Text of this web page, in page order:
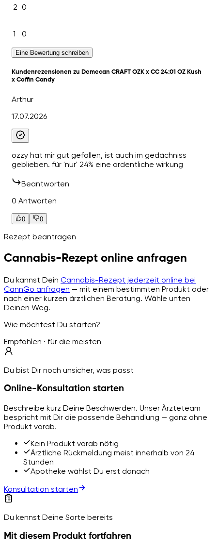
2 0
1 0
Eine Bewertung schreiben
Kundenrezensionen zu Demecan CRAFT OZK x CC 24:01 OZ Kush
x Coffin Candy
Arthur
17.07.2026
ozzy hat mir gut gefallen, ist auch im gedächniss
geblieben. für 'nur' 24% eine ordentliche wirkung
Beantworten
0 Antworten
0 0
Rezept beantragen
Cannabis-Rezept online anfragen
Du kannst Dein Cannabis-Rezept jederzeit online bei
CannGo anfragen — mit einem bestimmten Produkt oder
nach einer kurzen ärztlichen Beratung. Wähle unten
Deinen Weg.
Wie möchtest Du starten?
Empfohlen · für die meisten
Du bist Dir noch unsicher, was passt
Online-Konsultation starten
Beschreibe kurz Deine Beschwerden. Unser Ärzteteam
bespricht mit Dir die passende Behandlung — ganz ohne
Produkt vorab.
Kein Produkt vorab nötig
Ärztliche Rückmeldung meist innerhalb von 24
Stunden
Apotheke wählst Du erst danach
Konsultation starten
Du kennst Deine Sorte bereits
Mit diesem Produkt fortfahren